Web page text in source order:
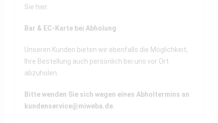
Sie hier.
Bar & EC-Karte bei Abholung
Unseren Kunden bieten wir ebenfalls die Möglichkeit,
Ihre Bestellung auch persönlich bei uns vor Ort
abzuholen.
Bitte wenden Sie sich wegen eines Abholtermins an
kundenservice@miweba.de.